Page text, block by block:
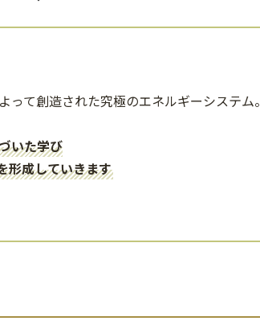
て創造された究極のエネルギーシステム。
いた学び
形成していきます